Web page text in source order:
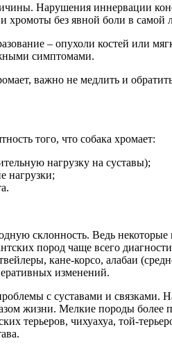
Нарушения иннервации
хромоты без явной боли в самой
– опухоли костей или
симптомами.
важно не медлить и
того, что собака хромает:
нагрузку на суставы);
нагрузки;
склонность. Ведь
пород чаще всего
кане-корсо, алабаи
изменений.
с суставами и
жизни. Мелкие породы
терьеров, чихуахуа, той-